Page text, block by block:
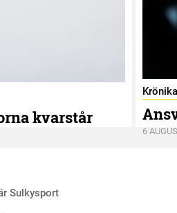
kvarstår
Krönika
6
Sulkysport